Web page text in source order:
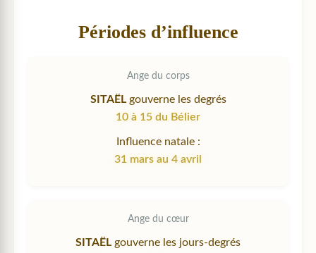
Périodes d’influence
Ange du corps
SITAËLgouverne les degrés
10 à 15 du Bélier
Influence natale :
31 mars au 4 avril
Ange du cœur
SITAËL gouverne les jours-degrés